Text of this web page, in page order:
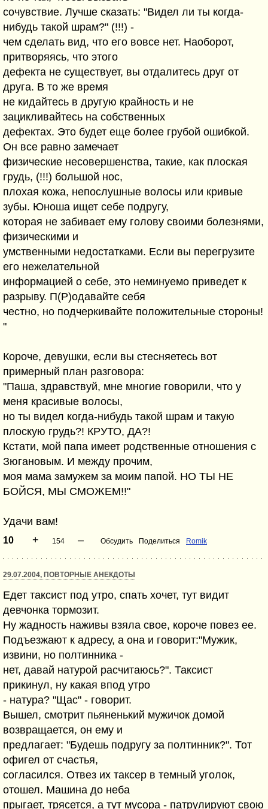
сочувствие. Лучше сказать: "Видел ли ты когда-
нибудь такой шрам?" (!!!) -
чем сделать вид, что его вовсе нет. Наоборот,
притворяясь, что этого
дефекта не существует, вы отдалитесь друг от
друга. В то же время
не кидайтесь в другую крайность и не
зацикливайтесь на собственных
дефектах. Это будет еще более грубой ошибкой.
Он все равно замечает
физические несовершенства, такие, как плоская
грудь, (!!!) большой нос,
плохая кожа, непослушные волосы или кривые
зубы. Юноша ищет себе подругу,
которая не забивает ему голову своими болезнями,
физическими и
умственными недостатками. Если вы перегрузите
его нежелательной
информацией о себе, это неминуемо приведет к
разрыву. П(Р)одавайте себя
честно, но подчеркивайте положительные стороны!
"
Короче, девушки, если вы стесняетесь вот
примерный план разговора:
"Паша, здравствуй, мне многие говорили, что у
меня красивые волосы,
но ты видел когда-нибудь такой шрам и такую
плоскую грудь?! КРУТО, ДА?!
Кстати, мой папа имеет родственные отношения с
Зюгановым. И между прочим,
моя мама замужем за моим папой. НО ТЫ НЕ
БОЙСЯ, МЫ СМОЖЕМ!!"
Удачи вам!
10 + 154 – Обсудить Поделиться Romik
29.07.2004, ПОВТОРНЫЕ АНЕКДОТЫ
Едет таксист под утро, спать хочет, тут видит
девчонка тормозит.
Ну жадность наживы взяла свое, короче повез ее.
Подъезжают к адресу, а она и говорит:"Мужик,
извини, но полтинника -
нет, давай натурой расчитаюсь?". Таксист
прикинул, ну какая впод утро
- натура? "Щас" - говорит.
Вышел, смотрит пьяненький мужичок домой
возвращается, он ему и
предлагает: "Будешь подругу за полтинник?". Тот
офигел от счастья,
согласился. Отвез их таксер в темный уголок,
отошел. Машина до неба
прыгает, трясется, а тут мусора - патрулируют свою